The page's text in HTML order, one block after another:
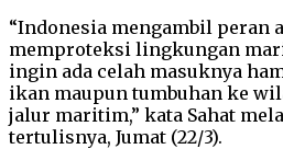
“Indonesia mengambil peran
memproteksi lingkungan
ingin ada celah masuknya
ikan maupun tumbuhan ke
jalur maritim,” kata Sahat
tertulisnya, Jumat (22/3).